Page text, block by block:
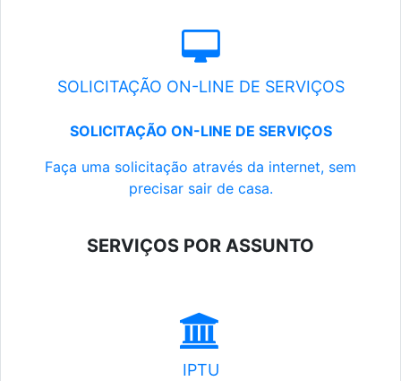
SOLICITAÇÃO ON-LINE DE SERVIÇOS
SOLICITAÇÃO ON-LINE DE SERVIÇOS
Faça uma solicitação através da internet, sem
precisar sair de casa.
SERVIÇOS POR ASSUNTO
IPTU